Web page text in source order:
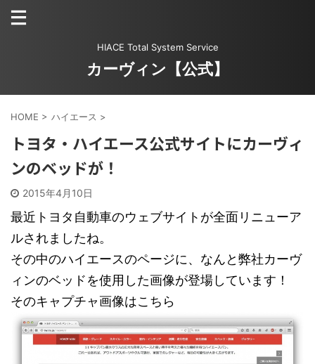
HIACE Total System Service
カーヴィン【公式】
HOME > ハイエース >
トヨタ・ハイエース公式サイトにカーヴィ
ンのベッドが！
2015年4月10日
最近トヨタ自動車のウェブサイトが全面リニューア
ルされましたね。
その中のハイエースのページに、なんと弊社カーヴ
ィンのベッドを使用した画像が登場しています！
そのキャプチャ画像はこちら